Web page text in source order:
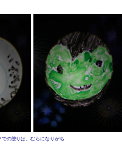
の塗りは、むらになりがち